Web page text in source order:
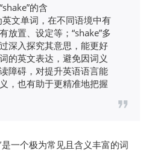
的含
英文单词，在不同语境中有
放置、设定等；“shake”多
深入探究其意思，能更好
的英文表达，避免因词义
障碍，对提升英语语言能
，也有助于更精准地把握
一个极为常见且含义丰富的词